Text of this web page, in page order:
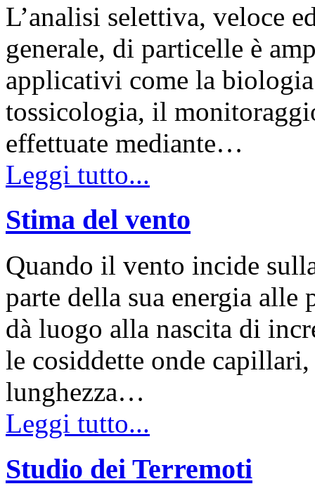
L’analisi selettiva, veloce
generale, di particelle è
applicativi come la
tossicologia, il
effettuate mediante…
Leggi tutto...
Stima del vento
Quando il vento incide
parte della sua energia alle
dà luogo alla nascita di
le cosiddette onde
lunghezza…
Leggi tutto...
Studio dei Terremoti